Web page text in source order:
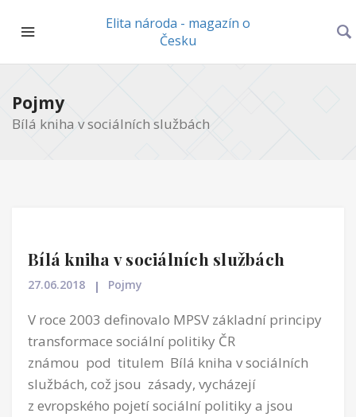
Elita národa - magazín o
Česku
Pojmy
Bílá kniha v sociálních službách
Bílá kniha v sociálních službách
27.06.2018 Pojmy
V roce 2003 definovalo MPSV základní principy
transformace sociální politiky ČR
známou pod titulem Bílá kniha v sociálních
službách, což jsou zásady, vycházejí
z evropského pojetí sociální politiky a jsou